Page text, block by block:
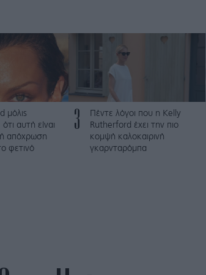
μόλις
αυτή είναι
απόχρωση
φετινό
3
Πέντε λόγοι που η Kelly
Rutherford έχει την πιο
κομψή καλοκαιρινή
γκαρνταρόμπα